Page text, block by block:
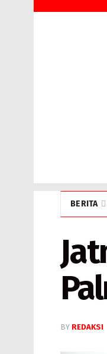
BERITA
BY REDAKSI